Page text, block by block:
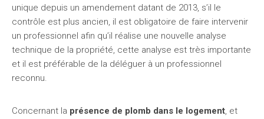
unique depuis un amendement datant de 2013, s’il le
contrôle est plus ancien, il est obligatoire de faire intervenir
un professionnel afin qu’il réalise une nouvelle analyse
technique de la propriété, cette analyse est très importante
et il est préférable de la déléguer à un professionnel
reconnu.
Concernant la présence de plomb dans le logement, et